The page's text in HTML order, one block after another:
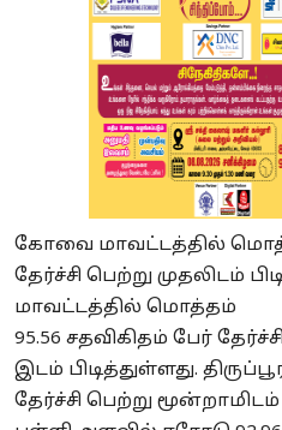
கோவை மாவட்டத்தில்
தேர்ச்சி பெற்று முதலிடம்
மாவட்டத்தில் மொத்தம்
95.56 சதவிகிதம் பேர்
இடம் பிடித்துள்ளது.
தேர்ச்சி பெற்று